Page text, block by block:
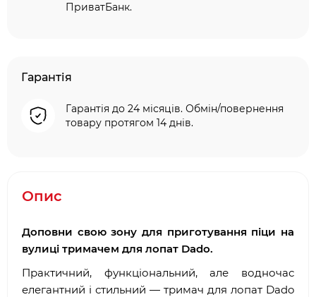
ПриватБанк.
Гарантія
Гарантія до 24 місяців. Обмін/повернення
товару протягом 14 днів.
Опис
Доповни свою зону для приготування піци на
вулиці тримачем для лопат Dado.
Практичний, функціональний, але водночас
елегантний і стильний — тримач для лопат Dado